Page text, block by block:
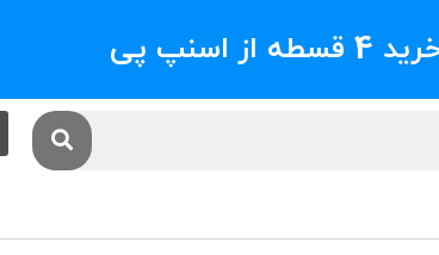
4 قسطه از اسنپ پی